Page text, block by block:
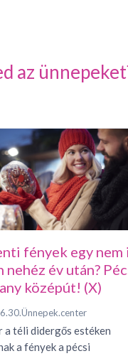
az
fények egy nem
nehéz év után?
középút! (X)
Ünnepek.center
a téli didergős estéken
a fények a pécsi